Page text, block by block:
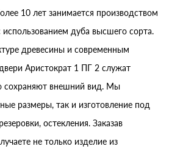
10 лет занимается производством
дуба высшего сорта.
древесины и современным
Аристократ 1 ПГ 2 служат
сохраняют внешний вид. Мы
размеры, так и изготовление под
остекления. Заказав
не только изделие из